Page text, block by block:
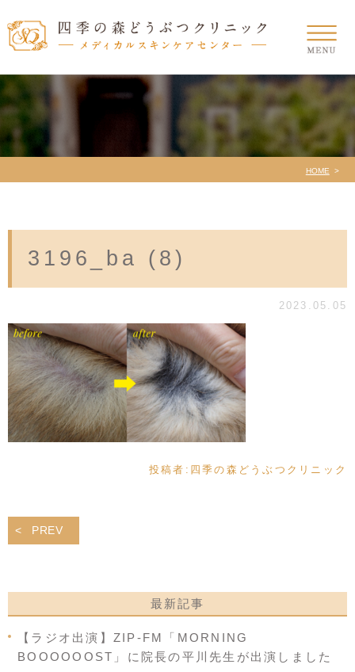
HOME
3196_ba (8)
2023.05.05
投稿者: 四季の森どうぶつクリニック
PREV
最新記事
【ラジオ出演】ZIP-FM「MORNING
BOOOOOOST」に院長の平川先生が出演しました